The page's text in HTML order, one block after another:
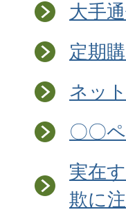
大手
定期
ネッ
〇〇
実在
欺に